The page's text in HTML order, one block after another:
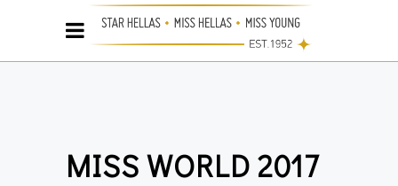
MISS WORLD 2017